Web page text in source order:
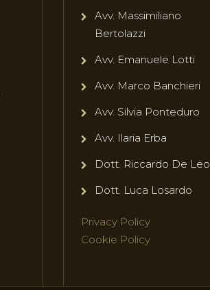
Avv. Massimiliano
Bertolazzi
Avv. Emanuele Lotti
Avv. Marco Banchieri
Avv. Silvia Ponteduro
Avv. Ilaria Erba
Dott. Riccardo De Leo
Dott. Luca Losardo
Privacy Policy
Cookie Policy